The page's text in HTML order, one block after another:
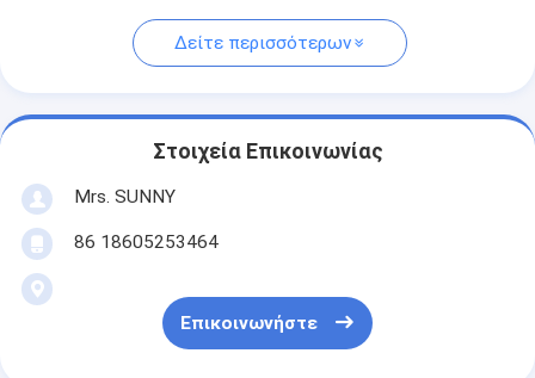
Δείτε περισσότερων
Στοιχεία Επικοινωνίας
Mrs. SUNNY
86 18605253464
Επικοινωνήστε